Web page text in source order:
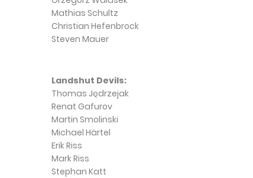
Mathias Schultz
Christian Hefenbrock
Steven Mauer
Landshut Devils:
Thomas Jędrzejak
Renat Gafurov
Martin Smolinski
Michael Härtel
Erik Riss
Mark Riss
Stephan Katt